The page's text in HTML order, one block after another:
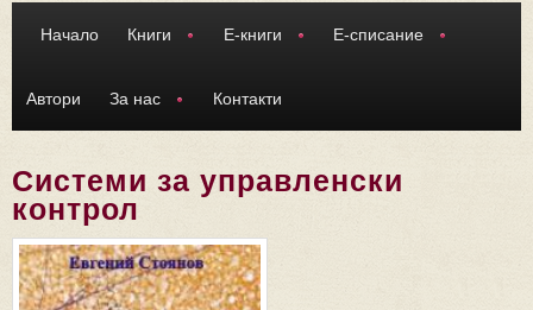
Начало Книги Е-книги Е-списание
Автори За нас Контакти
Системи за управленски
контрол